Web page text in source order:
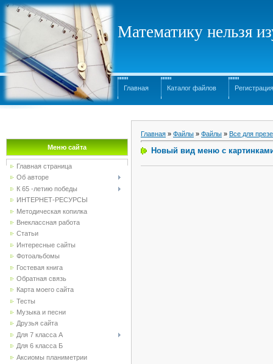
Математику нельзя
Главная Каталог файлов Регистрация
Меню сайта
Главная страница
Об авторе
К 65 -летию победы
ИНТЕРНЕТ-РЕСУРСЫ
Методическая копилка
Внеклассная работа
Статьи
Интересные сайты
Фотоальбомы
Гостевая книга
Обратная связь
Карта моего сайта
Тесты
Музыка и песни
Друзья сайта
Для 7 класса А
Для 6 класса Б
Аксиомы планиметрии
Главная » Файлы » Файлы » Все для
Новый вид меню с